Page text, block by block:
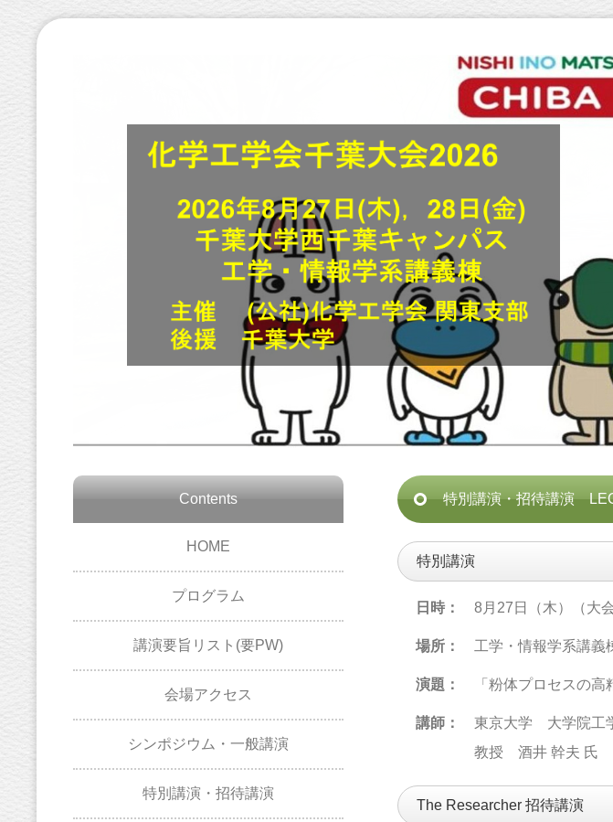
特別講演・招待講演
特別講演
日時： 8月27日（木）（大
場所： 工学・情報学系講
演題： 「粉体プロセスの高
講師：
東京大学 大学院工
教授 酒井 幹夫 氏
The Researcher 招待講演
Contents
HOME
プログラム
講演要旨リスト(要PW)
会場アクセス
シンポジウム・一般講演
特別講演・招待講演